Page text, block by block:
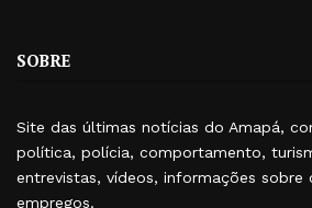
SOBRE
Site das últimas notícias do Amapá,
política, polícia, comportamento,
entrevistas, vídeos, informações sobre
empregos.